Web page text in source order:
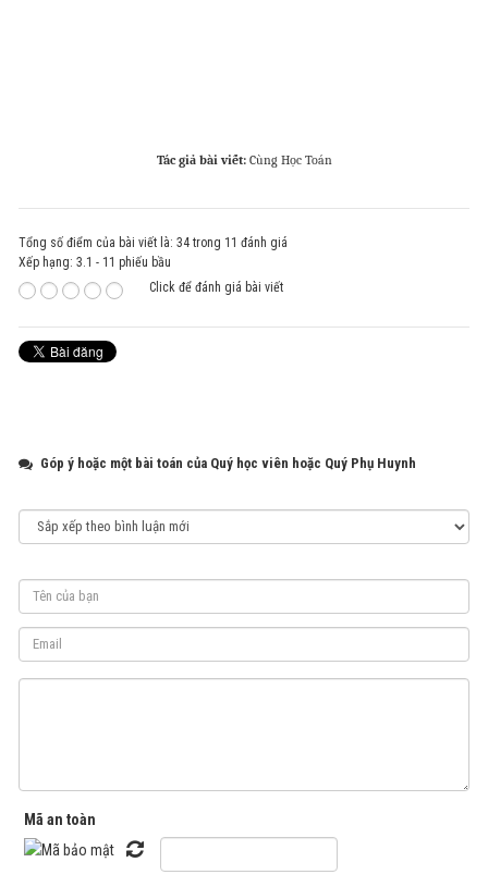
Tác giả bài viết: Cùng Học Toán
Tổng số điểm của bài viết là: 34 trong 11 đánh giá
Xếp hạng: 3.1 - 11 phiếu bầu
Click để đánh giá bài viết
Góp ý hoặc một bài toán của Quý học viên hoặc Quý Phụ Huynh
Mã an toàn